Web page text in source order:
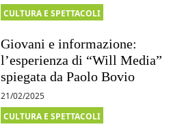
CULTURA E SPETTACOLI
Giovani e informazione:
l’esperienza di “Will Media”
spiegata da Paolo Bovio
21/02/2025
CULTURA E SPETTACOLI